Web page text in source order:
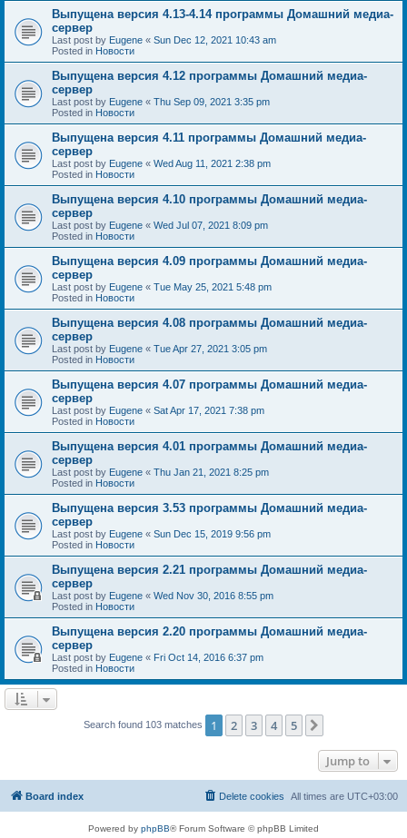
Выпущена версия 4.13-4.14 программы Домашний медиа-
сервер
Last post by Eugene « Sun Dec 12, 2021 10:43 am
Posted in Новости
Выпущена версия 4.12 программы Домашний медиа-
сервер
Last post by Eugene « Thu Sep 09, 2021 3:35 pm
Posted in Новости
Выпущена версия 4.11 программы Домашний медиа-
сервер
Last post by Eugene « Wed Aug 11, 2021 2:38 pm
Posted in Новости
Выпущена версия 4.10 программы Домашний медиа-
сервер
Last post by Eugene « Wed Jul 07, 2021 8:09 pm
Posted in Новости
Выпущена версия 4.09 программы Домашний медиа-
сервер
Last post by Eugene « Tue May 25, 2021 5:48 pm
Posted in Новости
Выпущена версия 4.08 программы Домашний медиа-
сервер
Last post by Eugene « Tue Apr 27, 2021 3:05 pm
Posted in Новости
Выпущена версия 4.07 программы Домашний медиа-
сервер
Last post by Eugene « Sat Apr 17, 2021 7:38 pm
Posted in Новости
Выпущена версия 4.01 программы Домашний медиа-
сервер
Last post by Eugene « Thu Jan 21, 2021 8:25 pm
Posted in Новости
Выпущена версия 3.53 программы Домашний медиа-
сервер
Last post by Eugene « Sun Dec 15, 2019 9:56 pm
Posted in Новости
Выпущена версия 2.21 программы Домашний медиа-
сервер
Last post by Eugene « Wed Nov 30, 2016 8:55 pm
Posted in Новости
Выпущена версия 2.20 программы Домашний медиа-
сервер
Last post by Eugene « Fri Oct 14, 2016 6:37 pm
Posted in Новости
Search found 103 matches 1 2 3 4 5
Jump to
Board index All times are UTC+03:00
Delete cookies
Powered by phpBB® Forum Software © phpBB Limited